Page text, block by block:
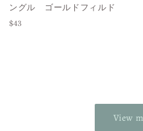
ングル ゴールドフィルド
Regular
$43
View